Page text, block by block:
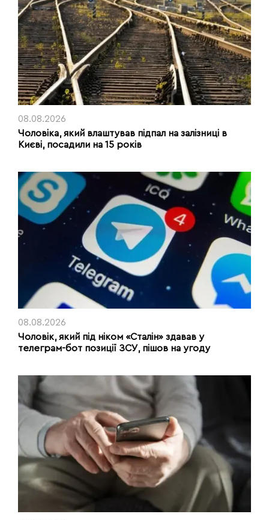
08.08.2026
Чоловіка, який влаштував підпал на залізниці в
Києві, посадили на 15 років
08.08.2026
Чоловік, який під ніком «Сталін» здавав у
телеграм-бот позиції ЗСУ, пішов на угоду